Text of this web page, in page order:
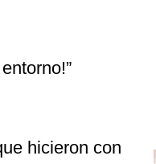
hicieron con